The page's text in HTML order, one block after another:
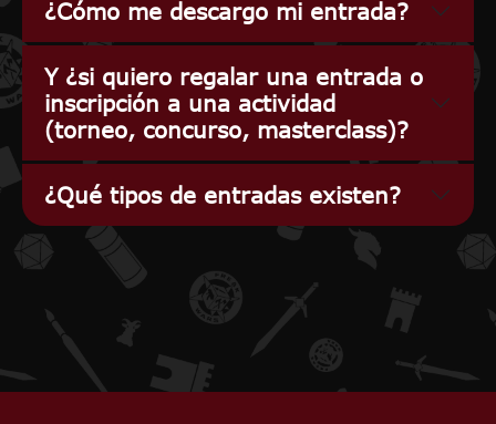
¿Cómo me descargo mi entrada?
Y ¿si quiero regalar una entrada o
inscripción a una actividad
(torneo, concurso, masterclass)?
¿Qué tipos de entradas existen?